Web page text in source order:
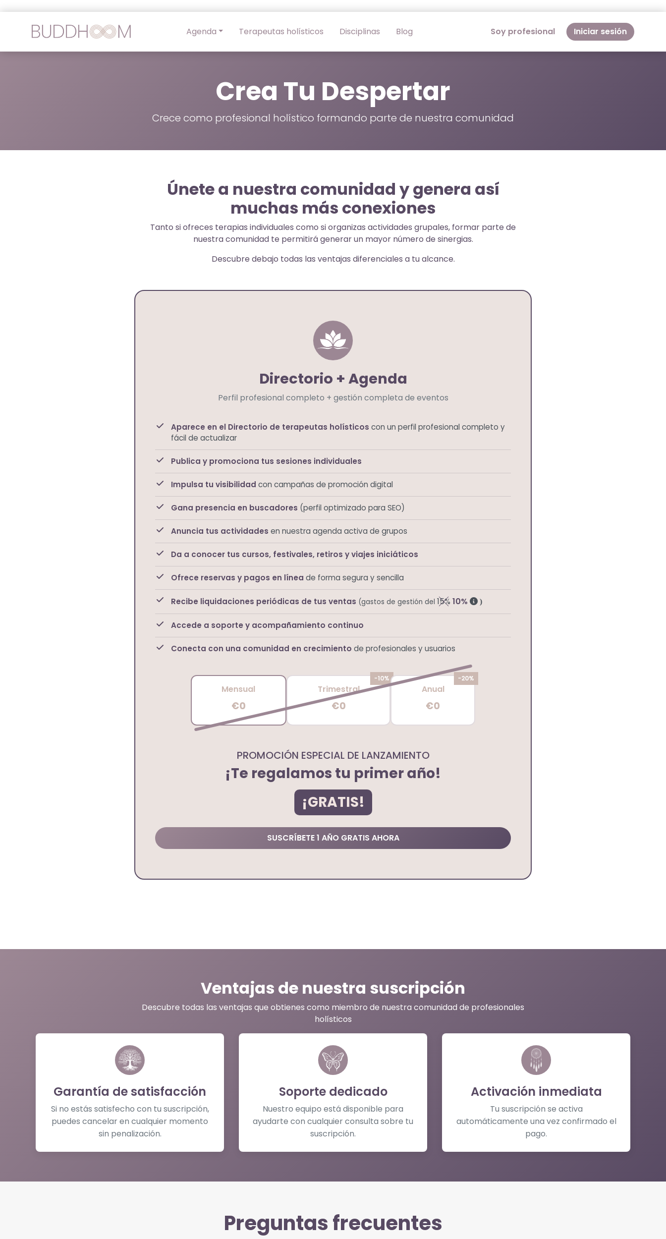
Agenda Terapeutas holísticos Disciplinas Blog Soy profesional Iniciar sesión
Crea Tu Despertar
Crece como profesional holístico formando parte de nuestra comunidad
Únete a nuestra comunidad y genera así
muchas más conexiones
Tanto si ofreces terapias individuales como si organizas actividades grupales, formar parte de
nuestra comunidad te permitirá generar un mayor número de sinergias.
Descubre debajo todas las ventajas diferenciales a tu alcance.
Directorio + Agenda
Perfil profesional completo + gestión completa de eventos
Aparece en el Directorio de terapeutas holísticos con un perfil profesional completo y
fácil de actualizar
Publica y promociona tus sesiones individuales
Impulsa tu visibilidad con campañas de promoción digital
Gana presencia en buscadores (perfil optimizado para SEO)
Anuncia tus actividades en nuestra agenda activa de grupos
Da a conocer tus cursos, festivales, retiros y viajes iniciáticos
Ofrece reservas y pagos en línea de forma segura y sencilla
Recibe liquidaciones periódicas de tus ventas (gastos de gestión del 15% 10% )
Accede a soporte y acompañamiento continuo
Conecta con una comunidad en crecimiento de profesionales y usuarios
Mensual
€0
Trimestral
€0
-10%
Anual
€0
-20%
PROMOCIÓN ESPECIAL DE LANZAMIENTO
¡Te regalamos tu primer año!
¡GRATIS!
SUSCRÍBETE 1 AÑO GRATIS AHORA
Ventajas de nuestra suscripción
Descubre todas las ventajas que obtienes como miembro de nuestra comunidad de profesionales
holísticos
Garantía de satisfacción
Si no estás satisfecho con tu suscripción,
puedes cancelar en cualquier momento
sin penalización.
Soporte dedicado
Nuestro equipo está disponible para
ayudarte con cualquier consulta sobre tu
suscripción.
Activación inmediata
Tu suscripción se activa
automáticamente una vez confirmado el
pago.
Preguntas frecuentes